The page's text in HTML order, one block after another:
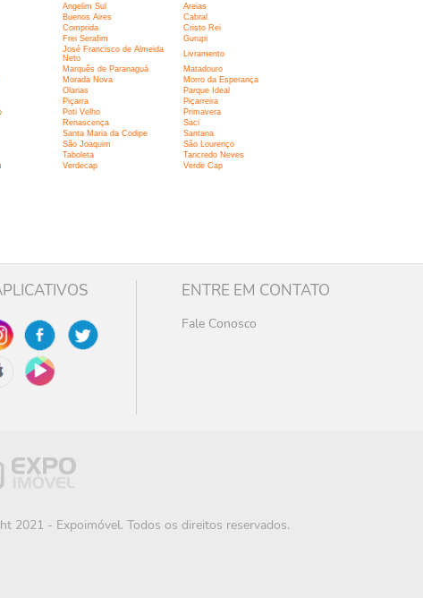
Angelim Sul
Areias
Buenos Aires
Cabral
Comprida
Cristo Rei
Frei Serafim
Gurupi
José Francisco de Almeida
Neto
Livramento
Marquês de Paranaguá
Matadouro
Morada Nova
Morro da Esperança
Olarias
Parque Ideal
Piçarra
Piçarreira
Poti Velho
Primavera
Renascença
Saci
Santa Maria da Codipe
Santana
São Joaquim
São Lourenço
Taboleta
Tancredo Neves
Verdecap
Verde Cap
ENTRE EM CONTATO
Fale Conosco
2021 - Expoimóvel. Todos os direitos reservados.